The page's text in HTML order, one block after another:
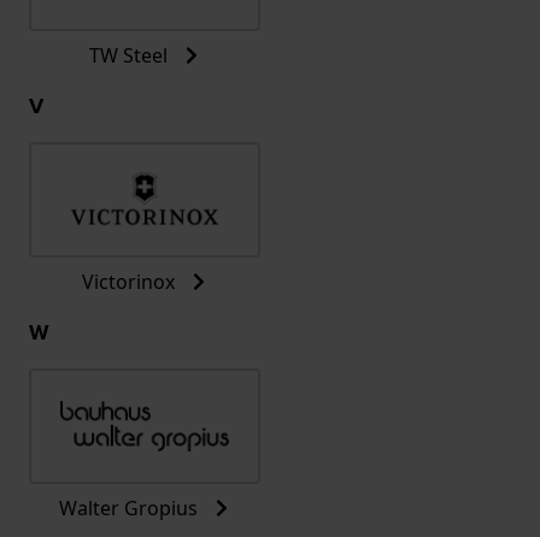
TW Steel
V
Victorinox
W
Walter Gropius